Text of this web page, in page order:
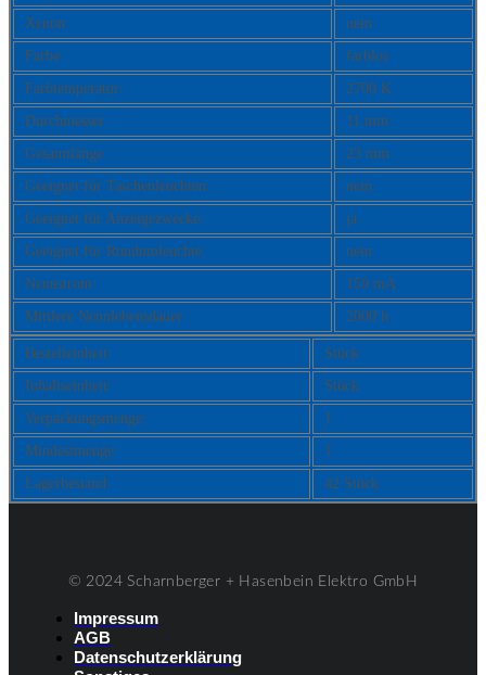
Xenon:
nein
Farbe:
farblos
Farbtemperatur:
2700 K
Durchmesser:
11 mm
Gesamtlänge:
23 mm
Geeignet für Taschenleuchten:
nein
Geeignet für Anzeigezwecke:
ja
Geeignet für Rundumleuchte:
nein
Nennstrom:
150 mA
Mittlere Nennlebensdauer:
2000 h
Bestelleinheit:
Stück
Inhaltseinheit:
Stück
Verpackungsmenge:
1
Mindestmenge:
1
Lagerbestand:
42 Stück
© 2024 Scharnberger + Hasenbein Elektro GmbH
Impressum
AGB
Datenschutzerklärung